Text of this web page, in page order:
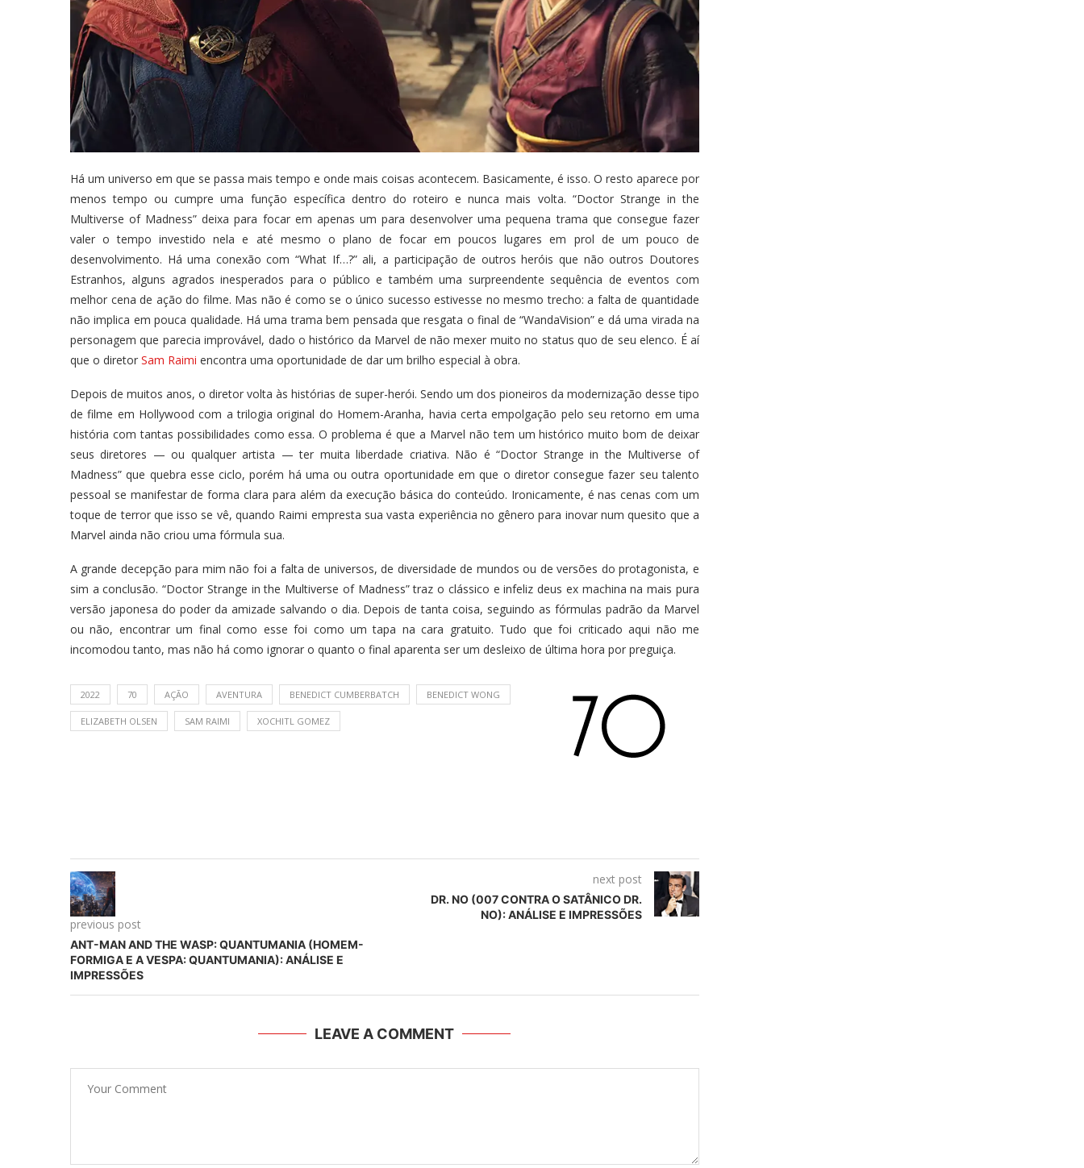
Há um universo em que se passa mais tempo e onde mais coisas acontecem. Basicamente, é isso. O resto aparece por
menos tempo ou cumpre uma função específica dentro do roteiro e nunca mais volta. “Doctor Strange in the
Multiverse of Madness” deixa para focar em apenas um para desenvolver uma pequena trama que consegue fazer
valer o tempo investido nela e até mesmo o plano de focar em poucos lugares em prol de um pouco de
desenvolvimento. Há uma conexão com “What If…?” ali, a participação de outros heróis que não outros Doutores
Estranhos, alguns agrados inesperados para o público e também uma surpreendente sequência de eventos com
melhor cena de ação do filme. Mas não é como se o único sucesso estivesse no mesmo trecho: a falta de quantidade
não implica em pouca qualidade. Há uma trama bem pensada que resgata o final de “WandaVision” e dá uma virada na
personagem que parecia improvável, dado o histórico da Marvel de não mexer muito no status quo de seu elenco. É aí
que o diretor Sam Raimi encontra uma oportunidade de dar um brilho especial à obra.
Depois de muitos anos, o diretor volta às histórias de super-herói. Sendo um dos pioneiros da modernização desse tipo
de filme em Hollywood com a trilogia original do Homem-Aranha, havia certa empolgação pelo seu retorno em uma
história com tantas possibilidades como essa. O problema é que a Marvel não tem um histórico muito bom de deixar
seus diretores — ou qualquer artista — ter muita liberdade criativa. Não é “Doctor Strange in the Multiverse of
Madness” que quebra esse ciclo, porém há uma ou outra oportunidade em que o diretor consegue fazer seu talento
pessoal se manifestar de forma clara para além da execução básica do conteúdo. Ironicamente, é nas cenas com um
toque de terror que isso se vê, quando Raimi empresta sua vasta experiência no gênero para inovar num quesito que a
Marvel ainda não criou uma fórmula sua.
A grande decepção para mim não foi a falta de universos, de diversidade de mundos ou de versões do protagonista, e
sim a conclusão. “Doctor Strange in the Multiverse of Madness” traz o clássico e infeliz deus ex machina na mais pura
versão japonesa do poder da amizade salvando o dia. Depois de tanta coisa, seguindo as fórmulas padrão da Marvel
ou não, encontrar um final como esse foi como um tapa na cara gratuito. Tudo que foi criticado aqui não me
incomodou tanto, mas não há como ignorar o quanto o final aparenta ser um desleixo de última hora por preguiça.
2022 70 AÇÃO AVENTURA BENEDICT CUMBERBATCH BENEDICT WONG
ELIZABETH OLSEN SAM RAIMI XOCHITL GOMEZ
previous post
ANT-MAN AND THE WASP: QUANTUMANIA (HOMEM-
FORMIGA E A VESPA: QUANTUMANIA): ANÁLISE E
IMPRESSÕES
next post
DR. NO (007 CONTRA O SATÂNICO DR.
NO): ANÁLISE E IMPRESSÕES
LEAVE A COMMENT